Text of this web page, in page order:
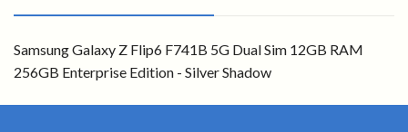
Samsung Galaxy Z Flip6 F741B 5G Dual Sim 12GB RAM
256GB Enterprise Edition - Silver Shadow